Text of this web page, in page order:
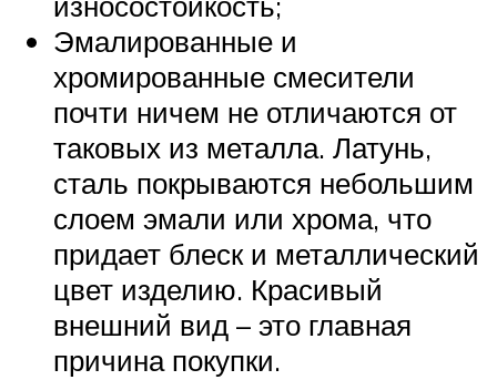
Эмалированные и
хромированные смесители
почти ничем не отличаются от
таковых из металла. Латунь,
сталь покрываются небольшим
слоем эмали или хрома, что
придает блеск и металлический
цвет изделию. Красивый
внешний вид – это главная
причина покупки.